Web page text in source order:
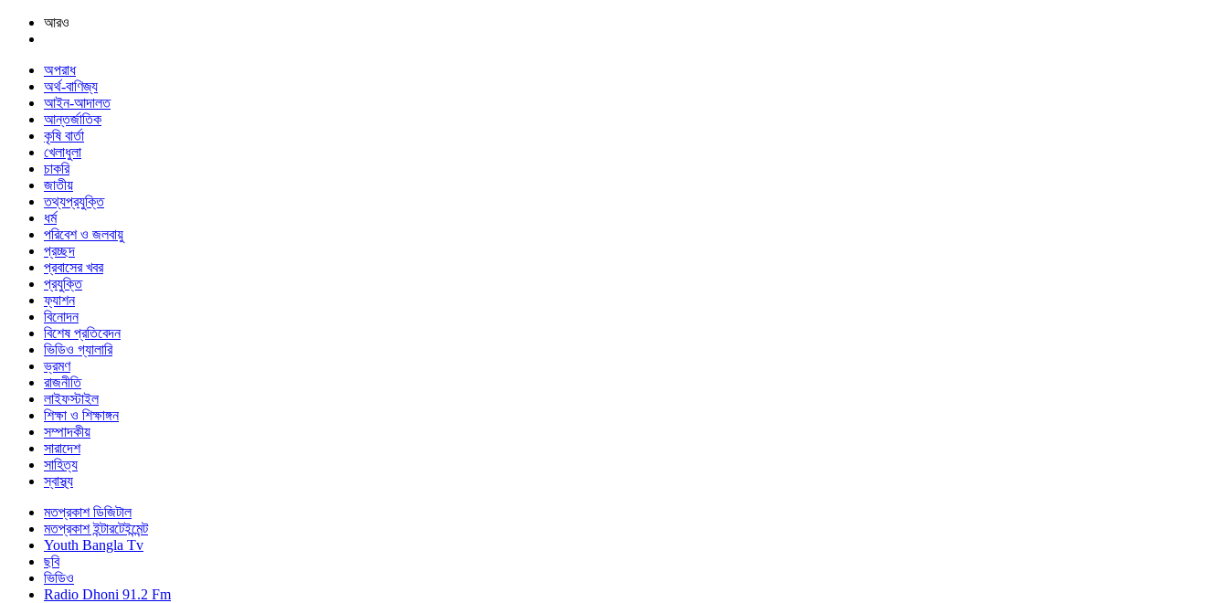
আরও
অপরাধ
অর্থ-বাণিজ্য
আইন-আদালত
আন্তর্জাতিক
কৃষি বার্তা
খেলাধুলা
চাকরি
জাতীয়
তথ্যপ্রযুক্তি
ধর্ম
পরিবেশ ও জলবায়ু
প্রচ্ছদ
প্রবাসের খবর
প্রযুক্তি
ফ্যাশন
বিনোদন
বিশেষ প্রতিবেদন
ভিডিও গ্যালারি
ভ্রমণ
রাজনীতি
লাইফস্টাইল
শিক্ষা ও শিক্ষাঙ্গন
সম্পাদকীয়
সারাদেশ
সাহিত্য
স্বাস্থ্য
মতপ্রকাশ ডিজিটাল
মতপ্রকাশ ইন্টারটেইন্মেন্ট
Youth Bangla Tv
ছবি
ভিডিও
Radio Dhoni 91.2 Fm